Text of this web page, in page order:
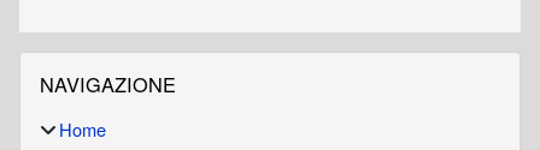
Blocchi
NAVIGAZIONE
Home